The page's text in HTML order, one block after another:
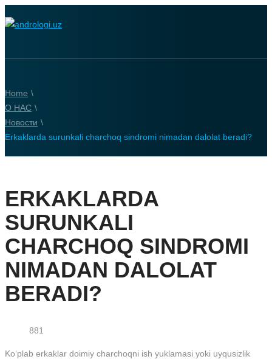
Home \
О НАС \
Новости \
Erkaklarda surunkali charchoq sindromi nimadan dalolat beradi?
ERKAKLARDA
SURUNKALI
CHARCHOQ SINDROMI
NIMADAN DALOLAT
BERADI?
881
Ko‘plab erkaklar doimiy charchoqni ish yuklamasi yoki uyqusizlik